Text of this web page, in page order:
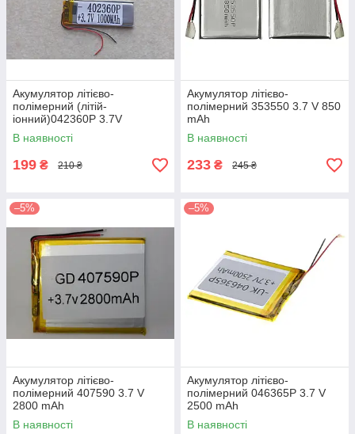
Акумулятор літієво-
полімерний (літій-
іонний)042360P 3.7V
1000mAh
В наявності
199 ₴ 210 ₴
Акумулятор літієво-
полімерний 353550 3.7 V 850
mAh
В наявності
233 ₴ 245 ₴
–5%
Акумулятор літієво-
полімерний 407590 3.7 V
2800 mAh
В наявності
–5%
Акумулятор літієво-
полімерний 046365P 3.7 V
2500 mAh
В наявності